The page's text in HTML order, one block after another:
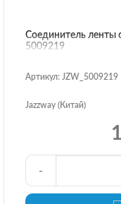
Соединитель ленты
5009219
Артикул: JZW_5009219
Jazzway (Китай)
-